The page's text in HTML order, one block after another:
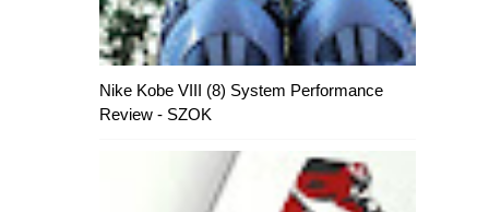
Nike Kobe VIII (8) System Performance
Review - SZOK